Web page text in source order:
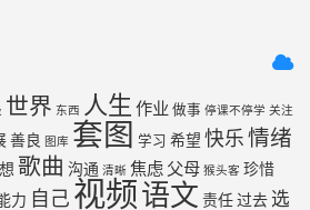
世界 东西 人生 作业 做事 停课不停学 关注
善良 图库 套图 学习 希望 快乐情绪
歌曲 沟通 清晰 焦虑 父母 猴头客 珍惜
力 自己 视频语文 责任过去 选